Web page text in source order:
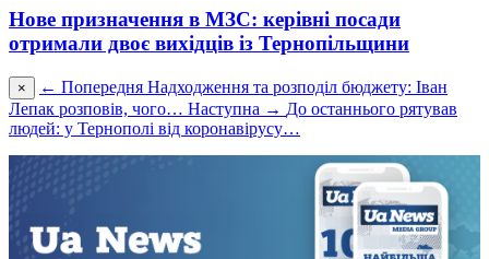
Нове призначення в МЗС: керівні посади
отримали двоє вихідців із Тернопільщини
× ← Попередня Надходження та розподіл бюджету: Іван
Лепак розповів, чого… Наступна → До останнього рятував
людей: у Тернополі від коронавірусу…